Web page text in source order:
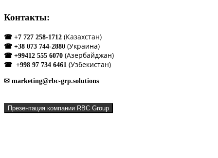
Контакты:
☎ +7 727 258-1712 (Казахстан)
☎ +38 073 744-2880 (Украина)
☎ +99412 555 6070 (Азербайджан)
☎ +998 97 734 6461 (Узбекистан)
✉ marketing@rbc-grp.solutions
Презентация компании RBC Group